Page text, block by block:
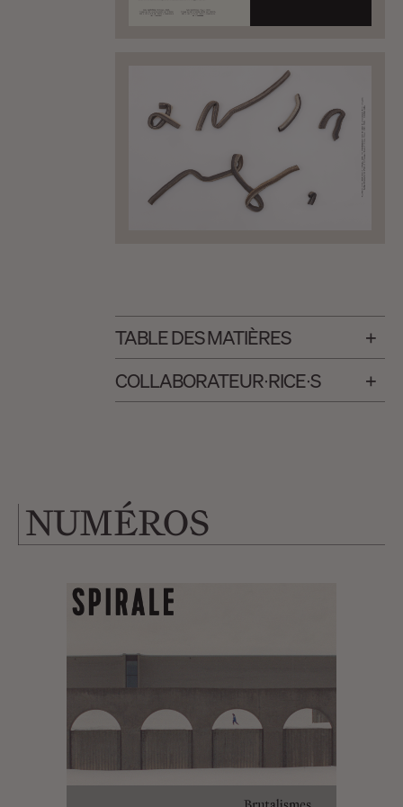
TABLE DES MATIÈRES
COLLABORA­­TEUR∙RICE∙S
NUMÉROS